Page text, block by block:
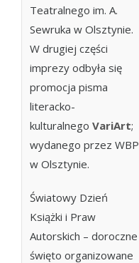
Teatralnego im. A.
Sewruka w Olsztynie.
W drugiej części
imprezy odbyła się
promocja pisma
literacko-
kulturalnego VariArt;
wydanego przez WBP
w Olsztynie.
Światowy Dzień
Książki i Praw
Autorskich – doroczne
święto organizowane